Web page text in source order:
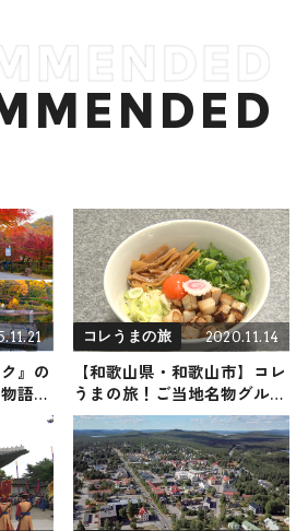
』の
語の
くり
よう
コレうまの旅 2020.11.14
【和歌山県・和歌山市】コレ
うまの旅！ご当地名物グルメ
をお届け